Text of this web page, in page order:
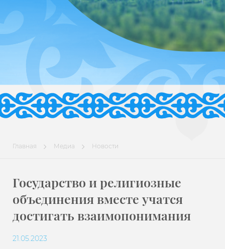
Главная Медиа Новости
Государство и религиозные
объединения вместе учатся
достигать взаимопонимания
21.05.2023